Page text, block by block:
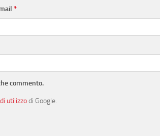
*
commento.
utilizzodi Google.